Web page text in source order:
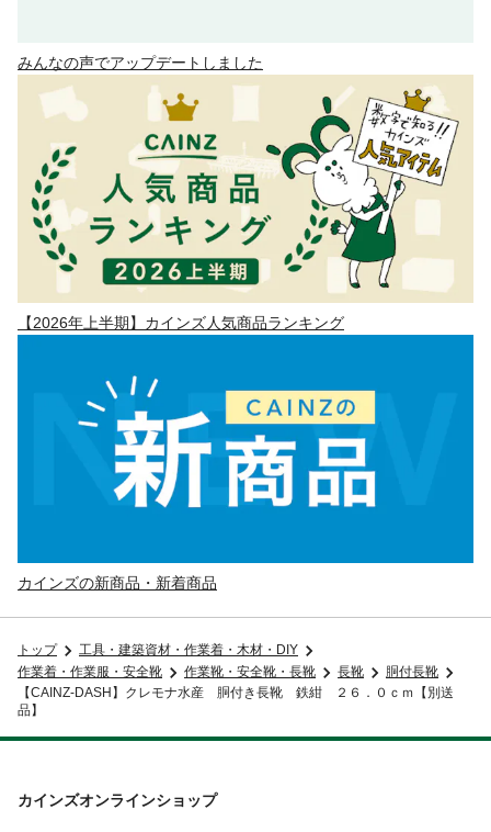
みんなの声でアップデートしました
【2026年上半期】カインズ人気商品ランキング
カインズの新商品・新着商品
トップ
工具・建築資材・作業着・木材・DIY
作業着・作業服・安全靴
作業靴・安全靴・長靴 長靴
胴付長靴
【CAINZ-DASH】クレモナ水産 胴付き長靴 鉄紺 ２６．０ｃｍ【別送
品】
カインズオンラインショップ